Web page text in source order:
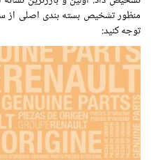
منظور تشخیص بسته بندی اصلی از
توجه کنید: